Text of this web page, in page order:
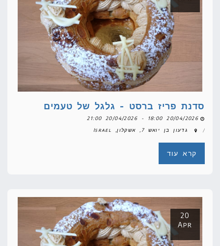
סדנת פריז ברסט - גלגל של טעמים
20/04/2026 18:00 - 20/04/2026 21:00
גדעון בן יואש 7, אשקלון, Israel
קרא עוד
20
Apr